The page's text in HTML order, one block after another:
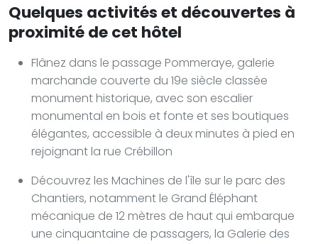
Quelques activités et découvertes à
proximité de cet hôtel
Flânez dans le passage Pommeraye, galerie
marchande couverte du 19e siècle classée
monument historique, avec son escalier
monumental en bois et fonte et ses boutiques
élégantes, accessible à deux minutes à pied en
rejoignant la rue Crébillon
Découvrez les Machines de l'île sur le parc des
Chantiers, notamment le Grand Éléphant
mécanique de 12 mètres de haut qui embarque
une cinquantaine de passagers, la Galerie des